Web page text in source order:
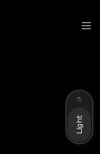
Light
Dark